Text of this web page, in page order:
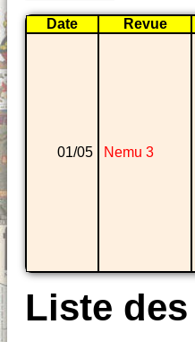
Date Revue
01/05 Nemu 3
Liste